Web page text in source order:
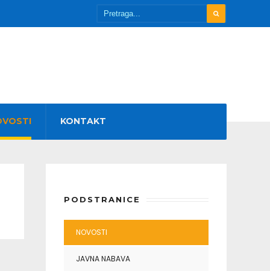
KONTAKT
PODSTRANICE
NOVOSTI
JAVNA NABAVA